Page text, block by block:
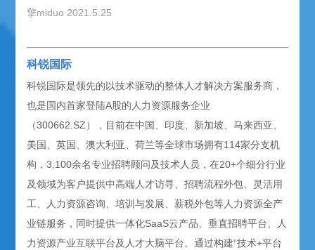
擎miduo 2021.5.25
科锐国际
科锐国际是领先的以技术驱动的整体人才解决方案服务商，
也是国内首家登陆A股的人力资源服务企业
（300662.SZ），目前在中国、印度、新加坡、马来西亚、
美国、英国、澳大利亚、荷兰等全球市场拥有114家分支机
构，3,100余名专业招聘顾问及技术人员，在20+个细分行业
及领域为客户提供中高端人才访寻、招聘流程外包、灵活用
工、人力资源咨询、培训与发展、薪税外包等人力资源全产
业链服务，同时提供一体化SaaS云产品、垂直招聘平台、人
力资源产业互联平台及人才大脑平台。通过构建“技术+平台